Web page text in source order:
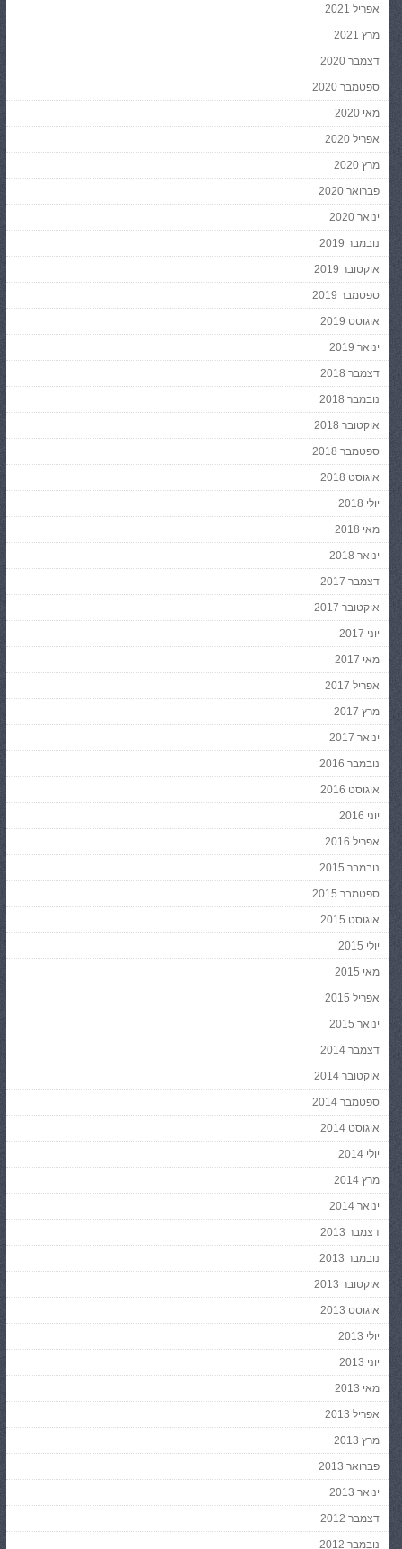
אפריל 2021
מרץ 2021
דצמבר 2020
ספטמבר 2020
מאי 2020
אפריל 2020
מרץ 2020
פברואר 2020
ינואר 2020
נובמבר 2019
אוקטובר 2019
ספטמבר 2019
אוגוסט 2019
ינואר 2019
דצמבר 2018
נובמבר 2018
אוקטובר 2018
ספטמבר 2018
אוגוסט 2018
יולי 2018
מאי 2018
ינואר 2018
דצמבר 2017
אוקטובר 2017
יוני 2017
מאי 2017
אפריל 2017
מרץ 2017
ינואר 2017
נובמבר 2016
אוגוסט 2016
יוני 2016
אפריל 2016
נובמבר 2015
ספטמבר 2015
אוגוסט 2015
יולי 2015
מאי 2015
אפריל 2015
ינואר 2015
דצמבר 2014
אוקטובר 2014
ספטמבר 2014
אוגוסט 2014
יולי 2014
מרץ 2014
ינואר 2014
דצמבר 2013
נובמבר 2013
אוקטובר 2013
אוגוסט 2013
יולי 2013
יוני 2013
מאי 2013
אפריל 2013
מרץ 2013
פברואר 2013
ינואר 2013
דצמבר 2012
נובמבר 2012